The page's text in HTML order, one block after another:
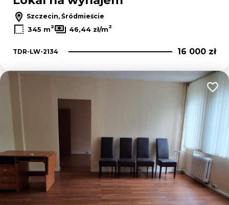
Szczecin, Śródmieście
345 m2 46,44 zł/m2
TDR-LW-2134 16 000 zł